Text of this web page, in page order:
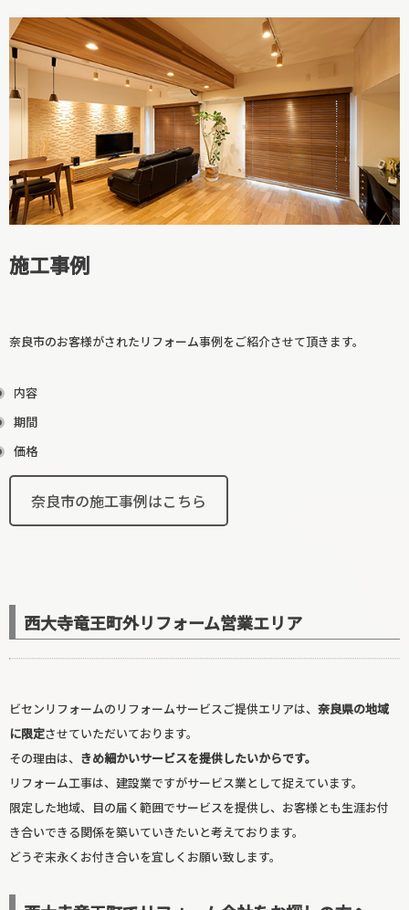
廊下リフォーム
寝室リフォーム
玄関リフォーム
施工事例
奈良市のお客様がされたリフォーム事例をご紹介させて頂きます。
内容
期間
価格
奈良市の施工事例はこちら
西大寺竜王町外リフォーム営業エリア
ビセンリフォームのリフォームサービスご提供エリアは、 奈良県の地域
に限定させていただいております。
その理由は、 きめ細かいサービスを提供したいからです。
リフォーム工事は、建設業ですがサービス業として捉えています。
限定した地域、目の届く範囲でサービスを提供し、お客様とも生涯お付
き合いできる関係を築いていきたいと考えております。
どうぞ末永くお付き合いを宜しくお願い致します。